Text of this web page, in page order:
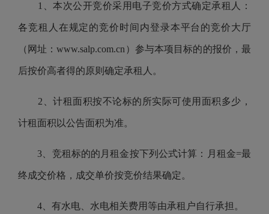
1、本次公开竞价采用电子竞价方式确定承租人：
各竞租人在规定的竞价时间内登录本平台的竞价大厅
（ 网址：www.salp.com.cn ）参与本项目标的的报价，最
后按价高者得的原则确定承租人。
2、计租面积按不论标的所实际可使用面积多少，
计租面积以公告面积为准。
3、竞租标的的月租金按下列公式计算：月租金=最
终成交价格，成交单价按竞价结果确定。
4、有水电、水电相关费用等由承租户自行承担。